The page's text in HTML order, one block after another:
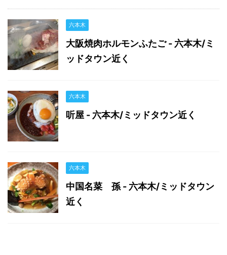
六本木
大阪焼肉ホルモンふたご - 六本木/ミ
ッドタウン近く
六本木
听屋 - 六本木/ミッドタウン近く
六本木
中国名菜 孫 - 六本木/ミッドタウン
近く